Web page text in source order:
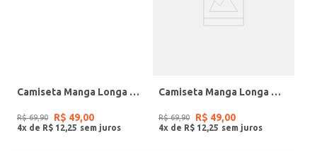
Camiseta Manga Longa Masculina OFF WHITE
R$ 69,90 R$ 49,00
4x de R$ 12 25
Camiseta Manga Longa Masculina VERDE CLARO
R$ 69,90 R$ 49,00
4x de R$ 12 25